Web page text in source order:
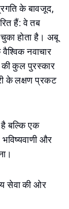
के बावजूद,
हैं: वे तब
होता है। अबू
नवाचार
कुल पुरस्कार
के लक्षण प्रकट
बल्कि एक
और
सेवा की ओर